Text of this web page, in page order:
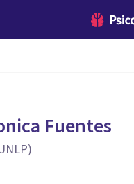
Fuentes